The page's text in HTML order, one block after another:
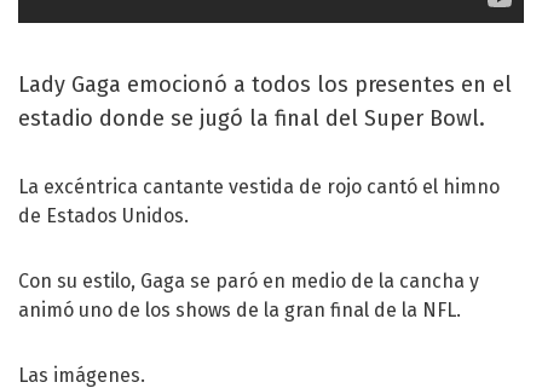
Lady Gaga emocionó a todos los presentes en el
estadio donde se jugó la final del Super Bowl.
La excéntrica cantante vestida de rojo cantó el himno
de Estados Unidos.
Con su estilo, Gaga se paró en medio de la cancha y
animó uno de los shows de la gran final de la NFL.
Las imágenes.